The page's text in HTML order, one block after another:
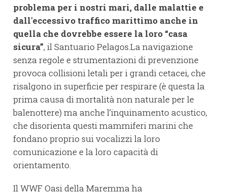
problema per i nostri mari, dalle malattie e
dall'eccessivo traffico marittimo anche in
quella che dovrebbe essere la loro “casa
sicura”, il Santuario Pelagos.La navigazione
senza regole e strumentazioni di prevenzione
provoca collisioni letali per i grandi cetacei, che
risalgono in superficie per respirare (è questa la
prima causa di mortalità non naturale per le
balenottere) ma anche l’inquinamento acustico,
che disorienta questi mammiferi marini che
fondano proprio sui vocalizzi la loro
comunicazione e la loro capacità di
orientamento.
Il WWF Oasi della Maremma ha